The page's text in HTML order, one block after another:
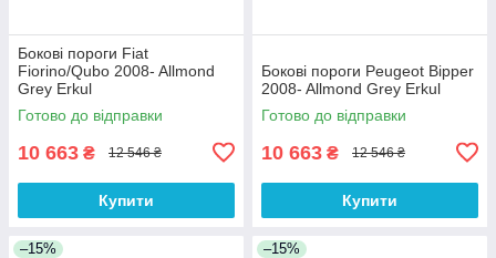
Бокові пороги Fiat
Fiorino/Qubo 2008- Allmond
Grey Erkul
Готово до відправки
10 663 ₴ 12 546 ₴
Купити
Бокові пороги Peugeot Bipper
2008- Allmond Grey Erkul
Готово до відправки
10 663 ₴ 12 546 ₴
Купити
–15% –15%